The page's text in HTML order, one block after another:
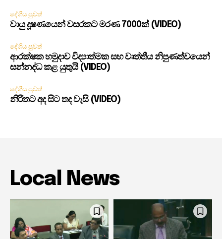
දේශීය පුවත්
වායු දූෂණයෙන් වසරකට මරණ 7000ක් (VIDEO)
දේශීය පුවත්
ආරක්ෂක හමුදාව විද්‍යාත්මක සහ වෘත්තීය නිපුණත්වයෙන්
සන්නද්ධ කළ යුතුයි (VIDEO)
දේශීය පුවත්
නිරිතට අද සිට තද වැසි (VIDEO)
Local News